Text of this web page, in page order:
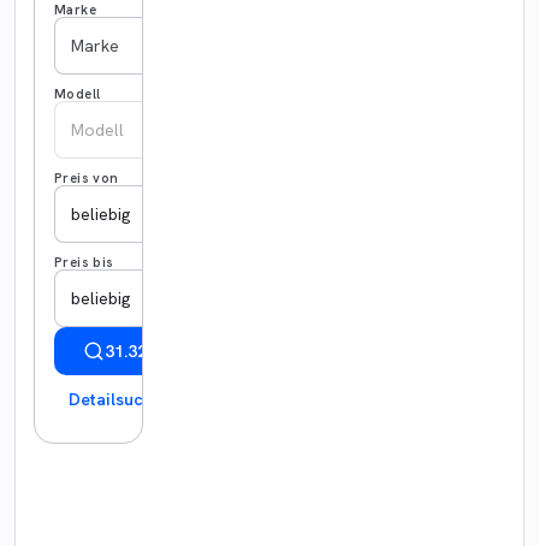
Marke
Marke
Modell
Modell
Preis von
beliebig
Preis bis
beliebig
31.322 Ergebnisse anzeigen
Detailsuche